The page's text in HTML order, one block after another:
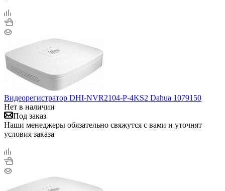
Видеорегистратор DHI-NVR2104-P-4KS2 Dahua 1079150
Нет в наличии
Под заказ
Наши менеджеры обязательно свяжутся с вами и уточнят
условия заказа